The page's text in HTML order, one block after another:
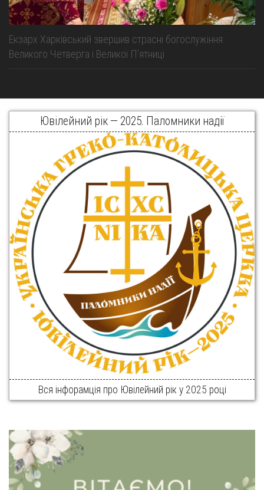
Екзарх Харківський звершив страсні богослужіння
Великого Четверга і Великої Пʼятниці
Ювілейний рік — 2025. Паломники надії
Вся інфорамція про Ювілейний рік у 2025 році